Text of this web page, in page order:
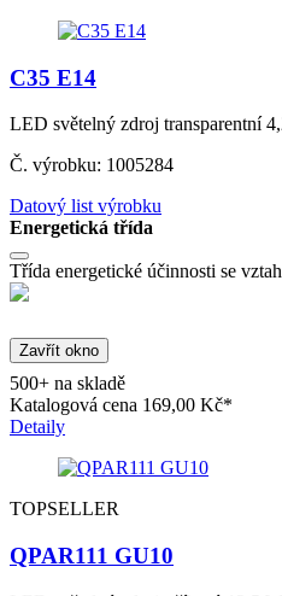
C35 E14
LED světelný zdroj transparentní
Č. výrobku: 1005284
Datový list výrobku
Energetická třída
Třída energetické účinnosti se
Zavřít okno
500+ na skladě
Katalogová cena 169,00 Kč*
Detaily
TOPSELLER
QPAR111 GU10